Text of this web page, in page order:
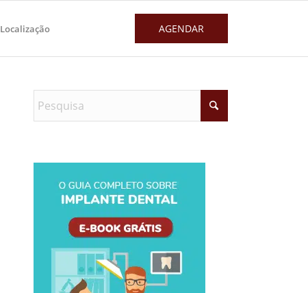
Localização AGENDAR